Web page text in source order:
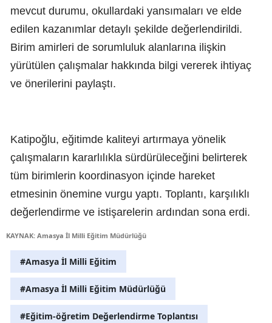
mevcut durumu, okullardaki yansımaları ve elde
edilen kazanımlar detaylı şekilde değerlendirildi.
Birim amirleri de sorumluluk alanlarına ilişkin
yürütülen çalışmalar hakkında bilgi vererek ihtiyaç
ve önerilerini paylaştı.
Katipoğlu, eğitimde kaliteyi artırmaya yönelik
çalışmaların kararlılıkla sürdürüleceğini belirterek
tüm birimlerin koordinasyon içinde hareket
etmesinin önemine vurgu yaptı. Toplantı, karşılıklı
değerlendirme ve istişarelerin ardından sona erdi.
KAYNAK: Amasya İl Milli Eğitim Müdürlüğü
#Amasya İl Milli Eğitim
#Amasya İl Milli Eğitim Müdürlüğü
#Eğitim-öğretim Değerlendirme Toplantısı